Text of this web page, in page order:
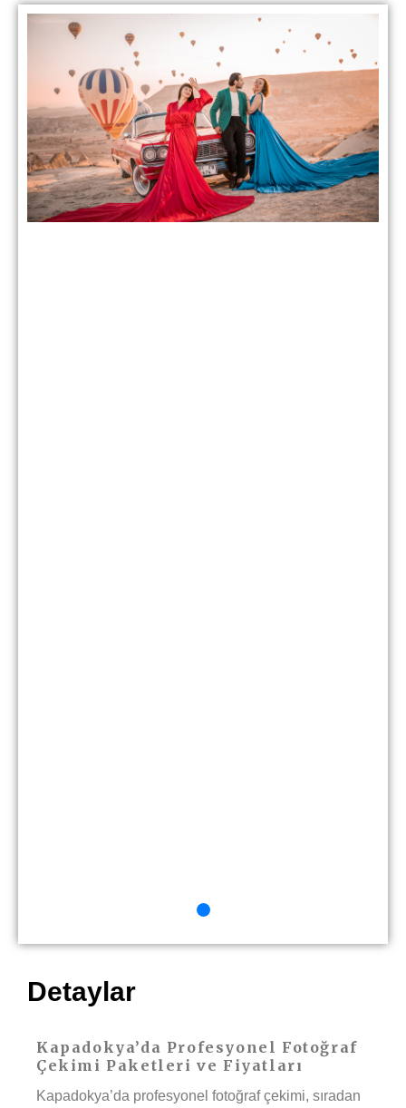
Detaylar
Kapadokya’da Profesyonel Fotoğraf
Çekimi Paketleri ve Fiyatları
Kapadokya’da profesyonel fotoğraf çekimi, sıradan